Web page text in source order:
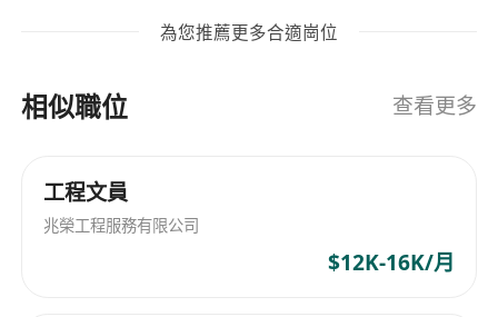
技巧，工作細心，有責任感。
為您推薦更多合適崗位
相似職位 查看更多
工程文員
兆榮工程服務有限公司
$12K-16K/月